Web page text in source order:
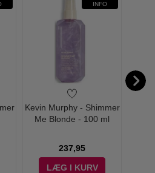
INFO
Kevin Murphy - Shimmer
Me Blonde - 100 ml
237,95
LÆG I KURV